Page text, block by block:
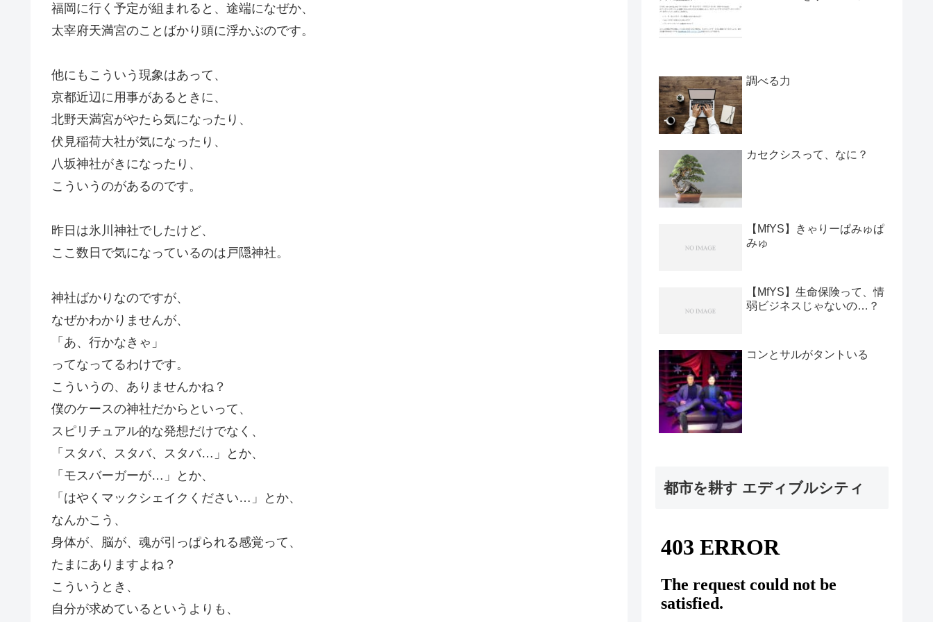
福岡に行く予定が組まれると、途端になぜか、
太宰府天満宮のことばかり頭に浮かぶのです。
他にもこういう現象はあって、
京都近辺に用事があるときに、
北野天満宮がやたら気になったり、
伏見稲荷大社が気になったり、
八坂神社がきになったり、
こういうのがあるのです。
昨日は氷川神社でしたけど、
ここ数日で気になっているのは戸隠神社。
神社ばかりなのですが、
なぜかわかりませんが、
「あ、行かなきゃ」
ってなってるわけです。
こういうの、ありませんかね？
僕のケースの神社だからといって、
スピリチュアル的な発想だけでなく、
「スタバ、スタバ、スタバ…」とか、
「モスバーガーが…」とか、
「はやくマックシェイクください…」とか、
なんかこう、
身体が、脳が、魂が引っぱられる感覚って、
たまにありますよね？
こういうとき、
自分が求めているというよりも、
調べる力
カセクシスって、なに？
【MfYS】きゃりーぱみゅぱ
みゅ
【MfYS】生命保険って、情
弱ビジネスじゃないの…？
コンとサルがタントいる
都市を耕す エディブルシティ